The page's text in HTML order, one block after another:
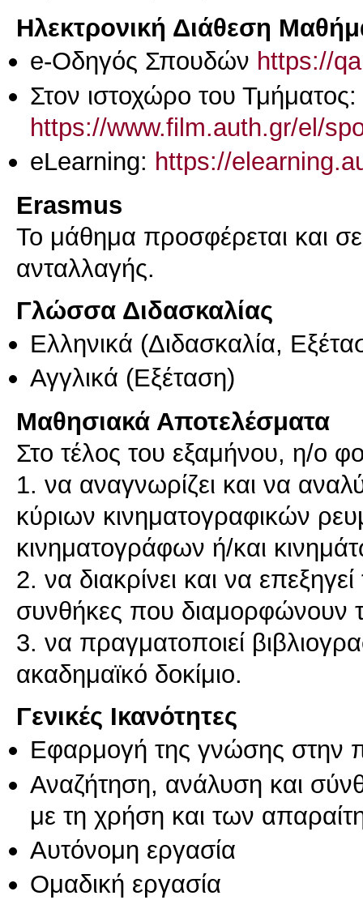
Ηλεκτρονική Διάθεση
e-Οδηγός Σπουδών https://
Στον ιστοχώρο του Τμήματος:
https://www.film.auth.gr/el/
eLearning: https://
Erasmus
Το μάθημα προσφέρεται και
ανταλλαγής.
Γλώσσα Διδασκαλίας
Ελληνικά (Διδασκαλία,
Αγγλικά (Εξέταση)
Μαθησιακά Αποτελέσματα
Στο τέλος του εξαμήνου, η/ο
1. να αναγνωρίζει και να
κύριων κινηματογραφικών
κινηματογράφων ή/και
2. να διακρίνει και να
συνθήκες που διαμορφώνουν
3. να πραγματοποιεί
Γενικές Ικανότητες
Εφαρμογή της γνώσης στην
Αναζήτηση, ανάλυση και
με τη χρήση και των
Αυτόνομη εργασία
Ομαδική εργασία